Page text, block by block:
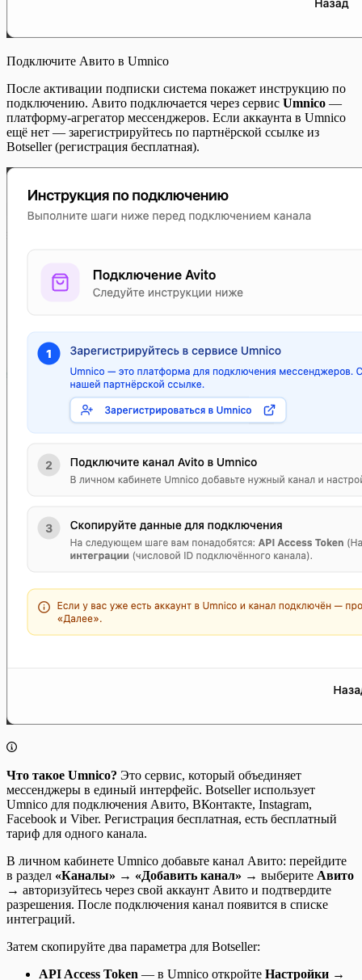
Подключите Авито в Umnico
После активации подписки система покажет инструкцию по
подключению. Авито подключается через сервис Umnico —
платформу-агрегатор мессенджеров. Если аккаунта в Umnico
ещё нет — зарегистрируйтесь по партнёрской ссылке из
Botseller (регистрация бесплатная).
Что такое Umnico? Это сервис, который объединяет
мессенджеры в единый интерфейс. Botseller использует
Umnico для подключения Авито, ВКонтакте, Instagram,
Facebook и Viber. Регистрация бесплатная, есть бесплатный
тариф для одного канала.
В личном кабинете Umnico добавьте канал Авито: перейдите
в раздел «Каналы» → «Добавить канал» → выберите Авито
→ авторизуйтесь через свой аккаунт Авито и подтвердите
разрешения. После подключения канал появится в списке
интеграций.
Затем скопируйте два параметра для Botseller:
API Access Token — в Umnico откройте Настройки →